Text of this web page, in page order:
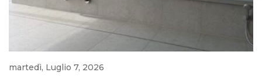
martedì, Luglio 7, 2026